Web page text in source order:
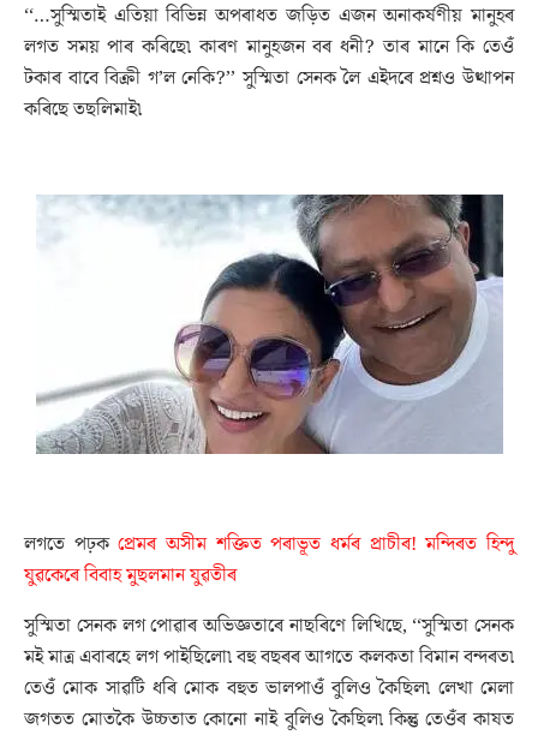
‘‘…সুস্মিতাই এতিয়া বিভিন্ন অপৰাধত জড়িত এজন অনাকৰ্ষণীয় মানুহৰ
লগত সময় পাৰ কৰিছে৷ কাৰণ মানুহজন বৰ ধনী? তাৰ মানে কি তেওঁ
টকাৰ বাবে বিক্ৰী গ’ল নেকি?’’ সুস্মিতা সেনক লৈ এইদৰে প্ৰশ্নও উত্থাপন
কৰিছে তছলিমাই৷
লগতে পঢ়কপ্ৰেমৰ অসীম শক্তিত পৰাভূত ধৰ্মৰ প্ৰাচীৰ! মন্দিৰত হিন্দু
যুৱকেৰে বিবাহ মুছলমান যুৱতীৰ
সুস্মিতা সেনক লগ পোৱাৰ অভিজ্ঞতাৰে নাছৰিণে লিখিছে, ‘‘সুস্মিতা সেনক
মই মাত্ৰ এবাৰহে লগ পাইছিলো৷ বহু বছৰৰ আগতে কলকতা বিমান বন্দৰত৷
তেওঁ মোক সাৱটি ধৰি মোক বহুত ভালপাওঁ বুলিও কৈছিল৷ লেখা মেলা
জগতত মোতকৈ উচ্চতাত কোনো নাই বুলিও কৈছিল৷ কিন্তু তেওঁৰ কাষত